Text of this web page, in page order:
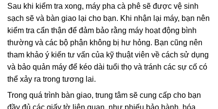
Sau khi kiểm tra xong, máy pha cà phê sẽ được vệ sinh
sạch sẽ và bàn giao lại cho bạn. Khi nhận lại máy, bạn nên
kiểm tra cẩn thận để đảm bảo rằng máy hoạt động bình
thường và các bộ phận không bị hư hỏng. Bạn cũng nên
tham khảo ý kiến tư vấn của kỹ thuật viên về cách sử dụng
và bảo quản máy để kéo dài tuổi thọ và tránh các sự cố có
thể xảy ra trong tương lai.
Trong quá trình bàn giao, trung tâm sẽ cung cấp cho bạn
đầy đủ các giấy tờ liên quan, như phiếu bảo hành, hóa